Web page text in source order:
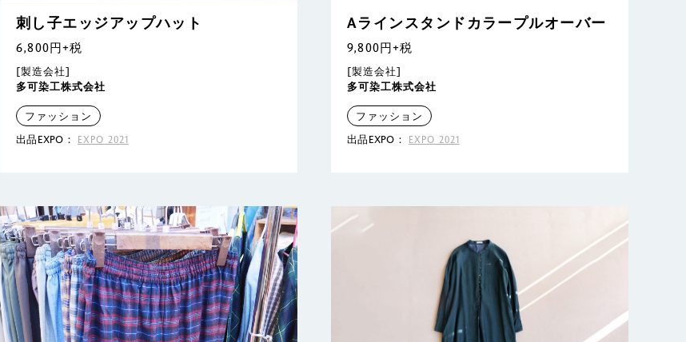
刺し子エッジアップハット
6,800円+税
[製造会社]
多可染工株式会社
ファッション
出品EXPO：
EXPO 2021
Aラインスタンドカラープルオーバー
9,800円+税
[製造会社]
多可染工株式会社
ファッション
出品EXPO：
EXPO 2021